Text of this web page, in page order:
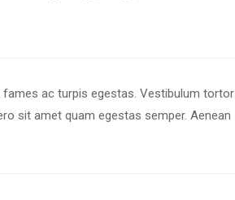
ac turpis egestas. Vestibulum tortor
sit amet quam egestas semper. Aenean